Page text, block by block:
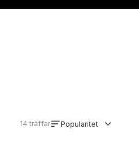
14 träffar Popularitet